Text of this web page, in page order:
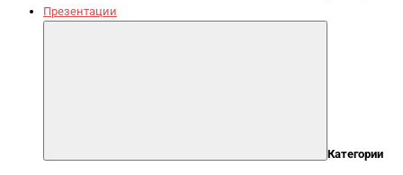
Презентации
Категории